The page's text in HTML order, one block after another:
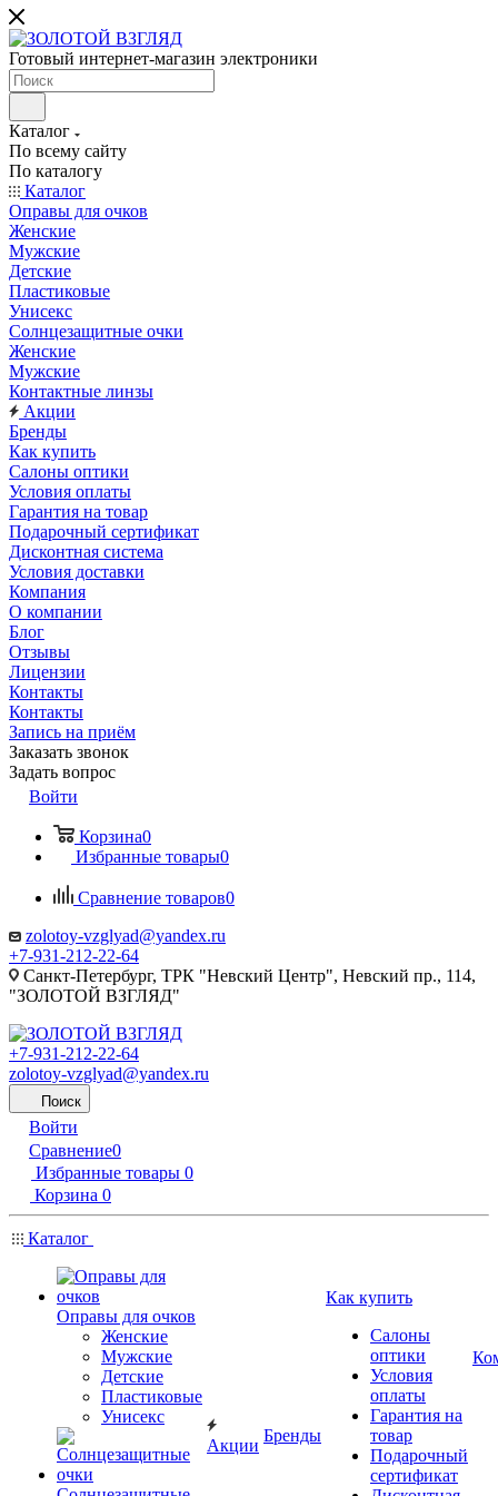
Готовый интернет-магазин электроники
Каталог
По всему сайту
По каталогу
Каталог
Оправы для очков
Женские
Мужские
Детские
Пластиковые
Унисекс
Солнцезащитные очки
Женские
Мужские
Контактные линзы
Акции
Бренды
Как купить
Салоны оптики
Условия оплаты
Гарантия на товар
Подарочный сертификат
Дисконтная система
Условия доставки
Компания
О компании
Блог
Отзывы
Лицензии
Контакты
Контакты
Запись на приём
Заказать звонок
Задать вопрос
Войти
Корзина0
Избранные товары0
Сравнение товаров0
zolotoy-vzglyad@yandex.ru
+7-931-212-22-64
Санкт-Петербург, ТРК "Невский Центр", Невский пр., 114,
"ЗОЛОТОЙ ВЗГЛЯД"
+7-931-212-22-64
zolotoy-vzglyad@yandex.ru
Поиск
Войти
Сравнение0
Избранные товары 0
Корзина 0
Каталог
Оправы для очков
Женские
Мужские
Детские
Пластиковые
Унисекс
Акции
Бренды
Как купить
Салоны
оптики
Условия
оплаты
Гарантия на
товар
Подарочный
сертификат